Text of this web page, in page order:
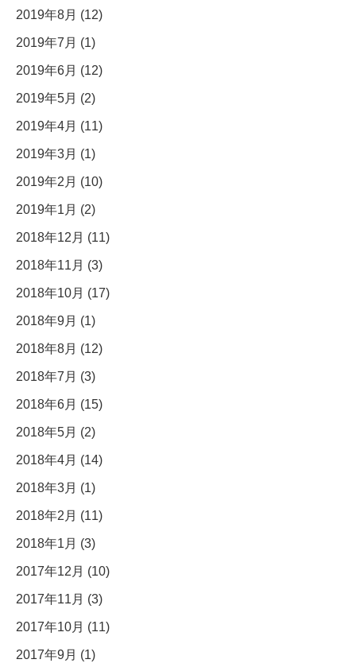
2019年8月 (12)
2019年7月 (1)
2019年6月 (12)
2019年5月 (2)
2019年4月 (11)
2019年3月 (1)
2019年2月 (10)
2019年1月 (2)
2018年12月 (11)
2018年11月 (3)
2018年10月 (17)
2018年9月 (1)
2018年8月 (12)
2018年7月 (3)
2018年6月 (15)
2018年5月 (2)
2018年4月 (14)
2018年3月 (1)
2018年2月 (11)
2018年1月 (3)
2017年12月 (10)
2017年11月 (3)
2017年10月 (11)
2017年9月 (1)